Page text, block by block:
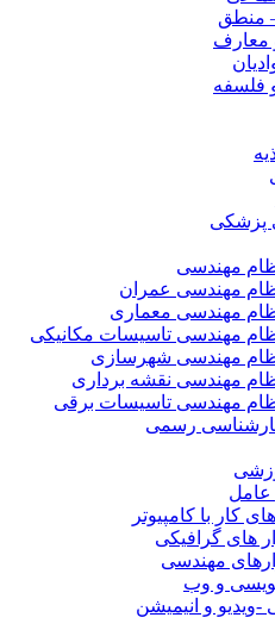
منطق
معارف
فلسفه
پزشکی
مهندسی
مهندسی عمران
مهندسی معماری
مهندسی تاسیسات مکانیکی
مهندسی شهرسازی
مهندسی نقشه برداری
مهندسی تاسیسات برقی
رسمی
کار با کامپیوتر
های گرافیکی
مهندسی
نویسی و وب
ویدیو و انیمیشن